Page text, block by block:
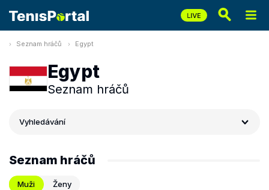
Seznam hráčů Egypt
Egypt
Seznam hráčů
Vyhledávání
Seznam hráčů
Muži Ženy